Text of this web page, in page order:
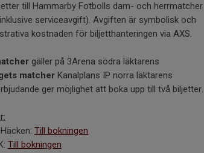
till Hammarby Fotbolls dam- och herrmatcher
serviceavgift). Avgiften är symbolisk och
kostnaden för biljetthanteringen via AXS.
gäller på 3Arena södra läktarens
matcher Kanalplans IP norra läktarens
ger möjlighet att boka upp till två biljetter.
Till bokningen
Till bokningen